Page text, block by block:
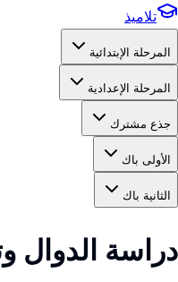
تلاميذ
المرحلة الإبتدائية
المرحلة الإعدادية
جذع مشترك
الأولى باك
الثانية باك
دراسة الدوال